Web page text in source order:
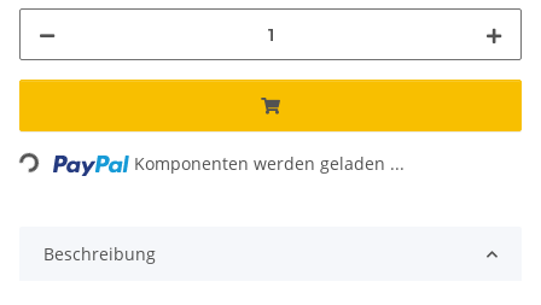
Loading... Komponenten werden geladen ...
Beschreibung